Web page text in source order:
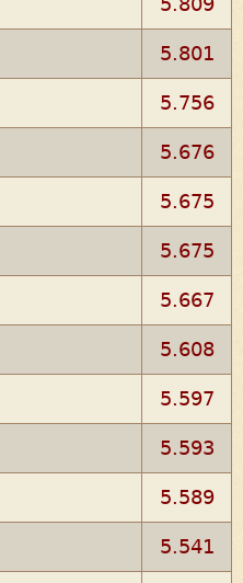
5.801
5.756
5.676
5.675
5.675
5.667
5.608
5.597
5.593
5.589
5.541